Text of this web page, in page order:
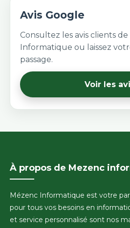
Avis Google
Consultez les avis clients
Informatique ou laissez
passage.
Voir les
À propos de Mezenc
Mézenc Informatique est votre
pour tous vos besoins en
et service personnalisé sont nos